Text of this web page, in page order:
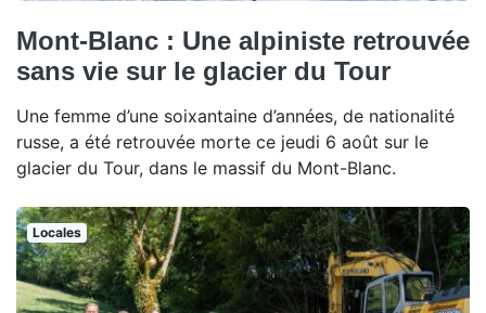
Mont-Blanc : Une alpiniste retrouvée
sans vie sur le glacier du Tour
Une femme d’une soixantaine d’années, de nationalité
russe, a été retrouvée morte ce jeudi 6 août sur le
glacier du Tour, dans le massif du Mont-Blanc.
Locales